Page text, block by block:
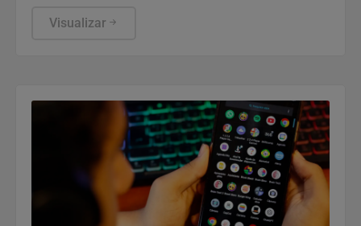
uma carta manuscrita assinada pelo pai.
Visualizar